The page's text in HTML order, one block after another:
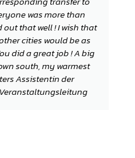
was more than
that well ! I wish that
cities would be as
did a great job ! A big
south, my warmest
Assistentin der